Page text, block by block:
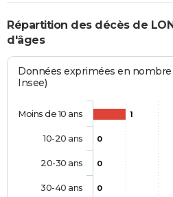
Répartition des décès de
d'âges
Données exprimées en nombre
Insee)
1
0
0
0
Moins de 10 ans
10-20 ans
20-30 ans
30-40 ans